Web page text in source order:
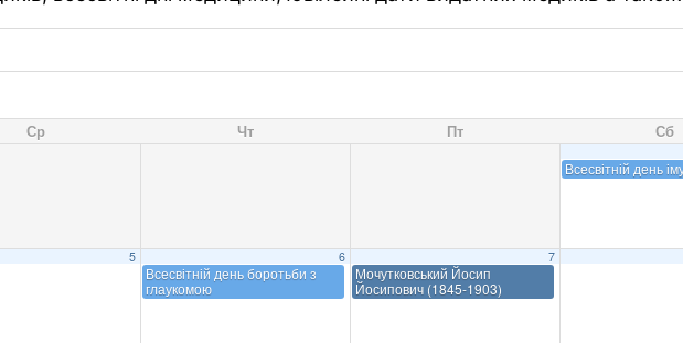
Ср Чт Пт Сб
Всесвітній день
5 6
Всесвітній день боротьби з
глаукомою
7
Мочутковський Йосип
Йосипович (1845-1903)